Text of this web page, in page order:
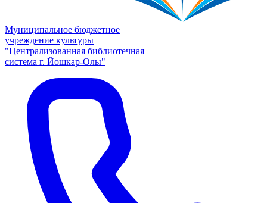
Муниципальное бюджетное
учреждение культуры
"Централизованная библиотечная
система г. Йошкар-Олы"